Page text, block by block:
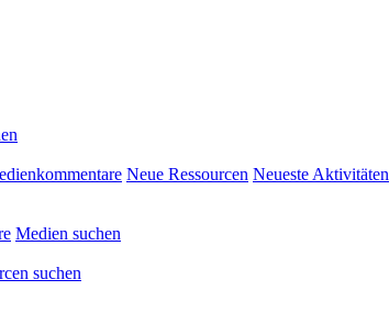
Neue Ressourcen Neueste Aktivitäten
Medien suchen
suchen